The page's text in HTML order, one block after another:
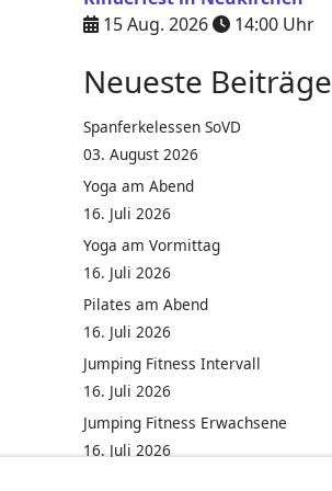
15 Aug. 2026
14:00 Uhr
Neueste Beiträge
Spanferkelessen SoVD
03. August 2026
Yoga am Abend
16. Juli 2026
Yoga am Vormittag
16. Juli 2026
Pilates am Abend
16. Juli 2026
Jumping Fitness Intervall
16. Juli 2026
Jumping Fitness Erwachsene
16. Juli 2026